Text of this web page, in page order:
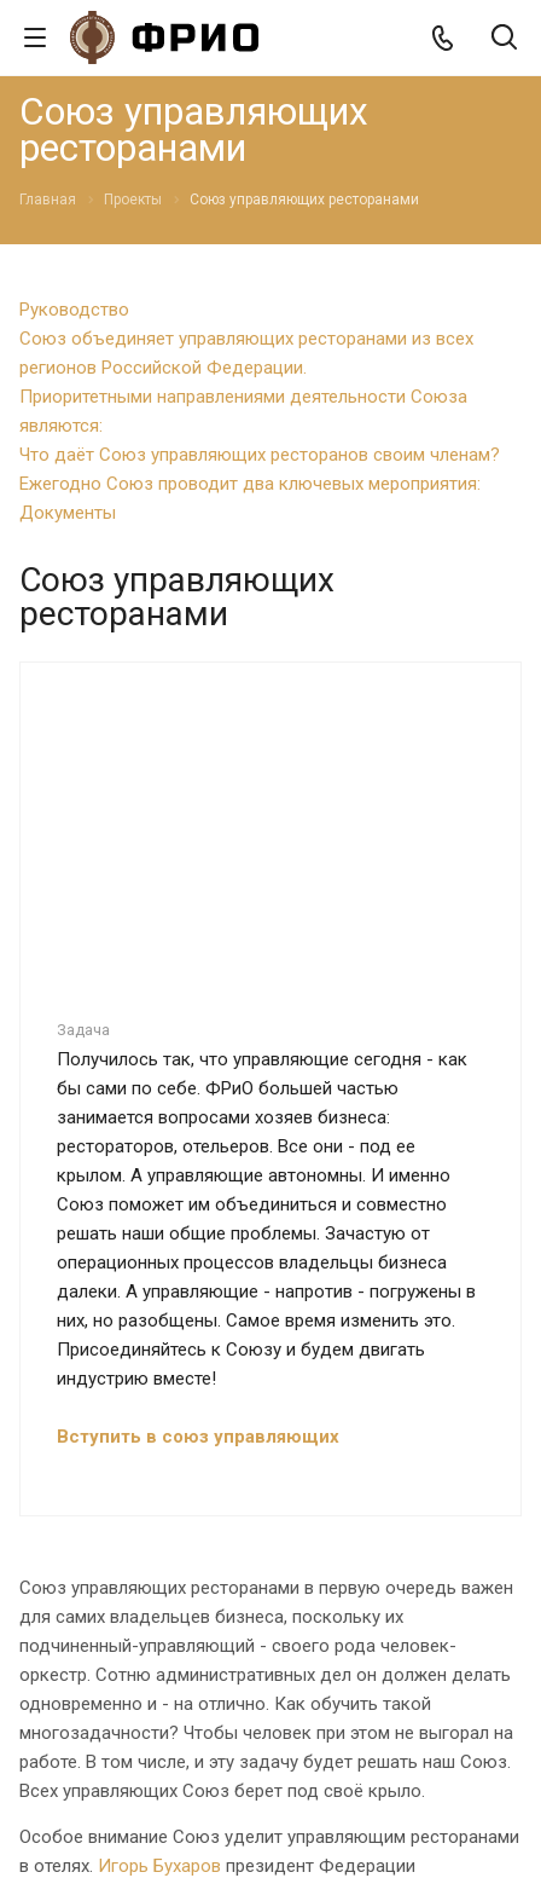
Союз управляющих
ресторанами
Главная Проекты Союз управляющих ресторанами
Руководство
Союз объединяет управляющих ресторанами из всех
регионов Российской Федерации.
Приоритетными направлениями деятельности Союза
являются:
Что даёт Союз управляющих ресторанов своим членам?
Ежегодно Союз проводит два ключевых мероприятия:
Документы
Союз управляющих
ресторанами
Задача
Получилось так, что управляющие сегодня - как
бы сами по себе. ФРиО большей частью
занимается вопросами хозяев бизнеса:
рестораторов, отельеров. Все они - под ее
крылом. А управляющие автономны. И именно
Союз поможет им объединиться и совместно
решать наши общие проблемы. Зачастую от
операционных процессов владельцы бизнеса
далеки. А управляющие - напротив - погружены в
них, но разобщены. Самое время изменить это.
Присоединяйтесь к Союзу и будем двигать
индустрию вместе!
Вступить в союз управляющих
Союз управляющих ресторанами в первую очередь важен
для самих владельцев бизнеса, поскольку их
подчиненный-управляющий - своего рода человек-
оркестр. Сотню административных дел он должен делать
одновременно и - на отлично. Как обучить такой
многозадачности? Чтобы человек при этом не выгорал на
работе. В том числе, и эту задачу будет решать наш Союз.
Всех управляющих Союз берет под своё крыло.
Особое внимание Союз уделит управляющим ресторанами
в отелях. Игорь Бухаров президент Федерации